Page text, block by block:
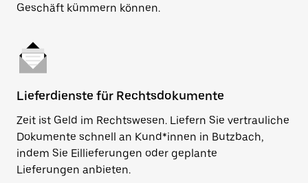
Geschäft kümmern können.
Lieferdienste für Rechtsdokumente
Zeit ist Geld im Rechtswesen. Liefern Sie vertrauliche
Dokumente schnell an Kund*innen in Butzbach,
indem Sie Eillieferungen oder geplante
Lieferungen anbieten.